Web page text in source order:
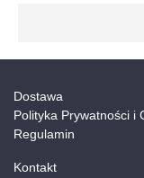
Dostawa
Polityka Prywatności i
Regulamin
Kontakt